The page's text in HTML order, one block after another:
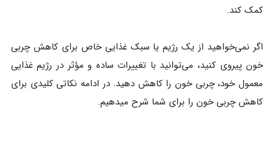
کمک کند.
اگر نمی‌خواهید از یک رژیم یا سبک غذایی خاص برای کاهش چربی
خون پیروی کنید، می‌توانید با تغییرات ساده و مؤثر در رژیم غذایی
معمول خود، چربی خون را کاهش دهید. در ادامه نکاتی کلیدی برای
کاهش چربی خون را برای شما شرح میدهیم.